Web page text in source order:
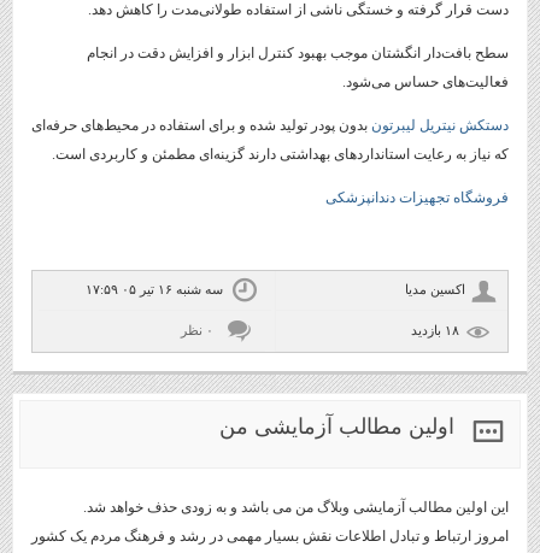
دست قرار گرفته و خستگی ناشی از استفاده طولانی‌مدت را کاهش دهد.
سطح بافت‌دار انگشتان موجب بهبود کنترل ابزار و افزایش دقت در انجام
فعالیت‌های حساس می‌شود.
دستکش نیتریل لیبرتون بدون پودر تولید شده و برای استفاده در محیط‌های حرفه‌ای
که نیاز به رعایت استانداردهای بهداشتی دارند گزینه‌ای مطمئن و کاربردی است.
فروشگاه تجهیزات دندانپزشکی
اکسین مدیا سه شنبه ۱۶ تیر ۰۵ ۱۷:۵۹
۰ نظر
اولین مطالب آزمایشی من
این اولین مطالب آزمایشی وبلاگ من می باشد و به زودی حذف خواهد شد.
امروز ارتباط و تبادل اطلاعات نقش بسیار مهمی در رشد و فرهنگ مردم یک کشور